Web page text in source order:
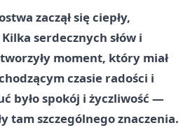
zaczął się ciepły,
serdecznych słów i
moment, który miał
czasie radości i
było spokój i życzliwość —
tam szczególnego znaczenia.